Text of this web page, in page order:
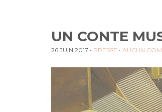
UN CONTE
26 JUIN 2017 • PRESSE • AUCUN